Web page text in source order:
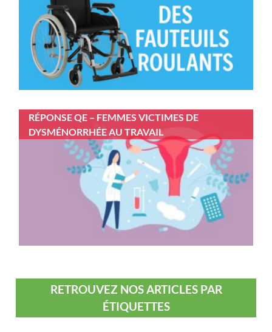
RÉPONSE QE – FEMMES VICTIMES DE
DYSMÉNORRHÉE AU TRAVAIL
RETROUVEZ NOS ARTICLES PAR
ÉTIQUETTES